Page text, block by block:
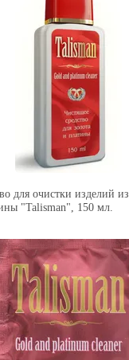
для очистки изделий
"Talisman", 150 мл.